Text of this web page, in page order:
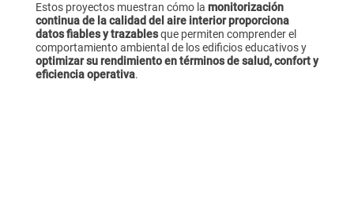
Estos proyectos muestran cómo la monitorización
continua de la calidad del aire interior proporciona
datos fiables y trazablesque permiten comprender el
comportamiento ambiental de los edificios educativos y
optimizar su rendimiento en términos de salud, confort y
eficiencia operativa.